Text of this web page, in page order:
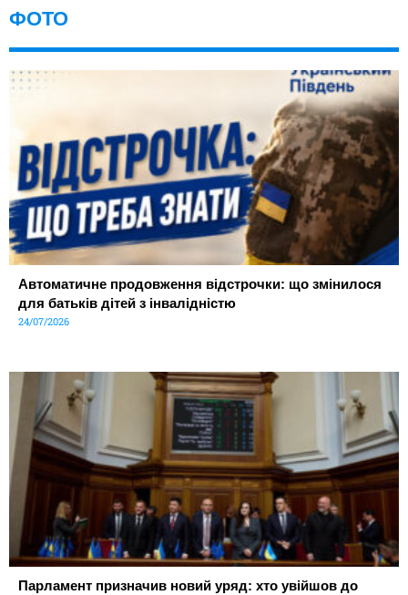
ФОТО
Автоматичне продовження відстрочки: що змінилося
для батьків дітей з інвалідністю
24/07/2026
Парламент призначив новий уряд: хто увійшов до